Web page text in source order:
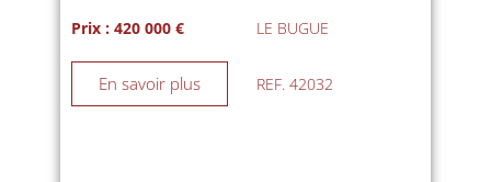
Prix : 420 000 € LE BUGUE
En savoir plus REF. 42032